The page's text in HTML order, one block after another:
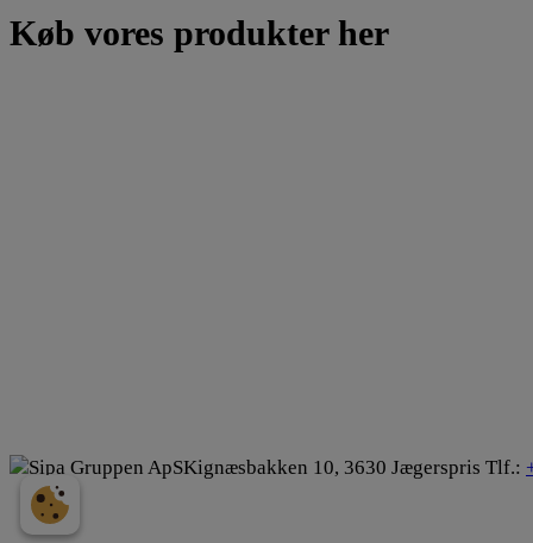
Køb vores produkter her
Sipa Gruppen ApSKignæsbakken 10, 3630 Jægerspris Tlf.: